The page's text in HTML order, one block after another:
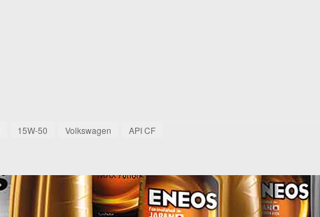
15W-50 Volkswagen
API CF